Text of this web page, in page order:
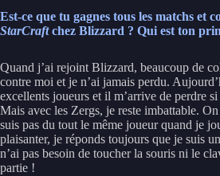
Est-ce que tu gagnes tous les matchs et
StarCraftchez Blizzard ? Qui est ton
Quand j’ai rejoint Blizzard, beaucoup de
contre moi et je n’ai jamais perdu.
excellents joueurs et il m’arrive de perdre
Mais avec les Zergs, je reste imbattable.
suis pas du tout le même joueur quand je
plaisanter, je réponds toujours que je suis
n’ai pas besoin de toucher la souris ni le
partie !